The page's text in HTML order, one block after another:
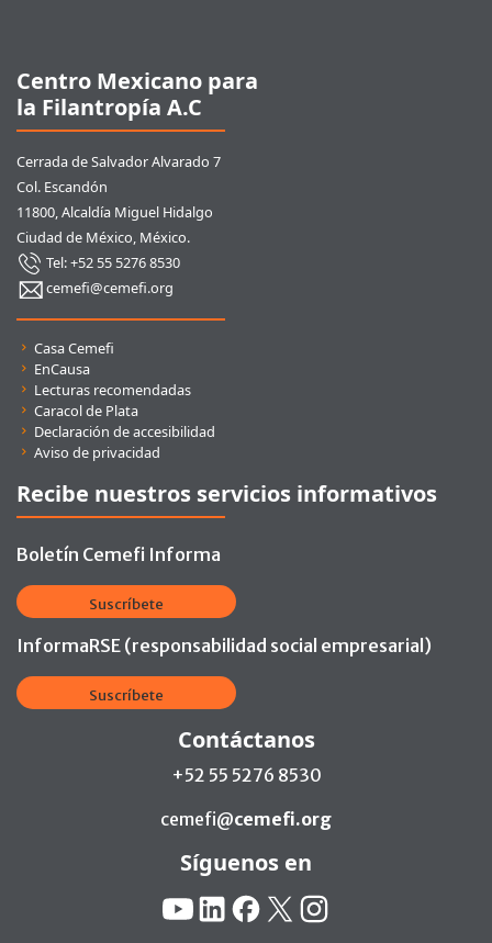
Centro Mexicano para
la Filantropía A.C
Cerrada de Salvador Alvarado 7
Col. Escandón
11800, Alcaldía Miguel Hidalgo
Ciudad de México, México.
Tel: +52 55 5276 8530
cemefi@cemefi.org
Enlaces rápidos
Casa Cemefi
EnCausa
Lecturas recomendadas
Caracol de Plata
Declaración de accesibilidad
Aviso de privacidad
Recibe nuestros servicios informativos
Boletín Cemefi Informa
Suscríbete
InformaRSE (responsabilidad social empresarial)
Suscríbete
Contáctanos
+52 55 5276 8530
cemefi@cemefi.org
Síguenos en
YouTube
LinkedinFacebook
X Instagram